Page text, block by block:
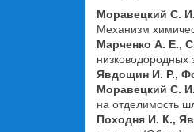
Моравецкий С. И.
Механизм
Марченко А. Е.,
Явдощин И. Р.,
Моравецкий С. И.
на отделимость
Походня И. К.,